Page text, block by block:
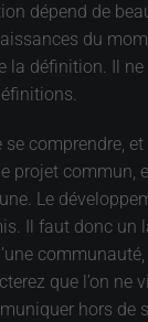
dépend de
du
la définition. Il
se comprendre, et
projet commun,
Le
Il faut donc un
que l’on ne
hors de